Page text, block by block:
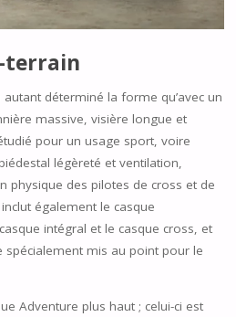
terrain
déterminé la forme qu’avec un
massive, visière longue et
pour un usage sport, voire
légèreté et ventilation,
physique des pilotes de cross et de
également le casque
intégral et le casque cross, et
spécialement mis au point pour le
Adventure plus haut ; celui-ci est